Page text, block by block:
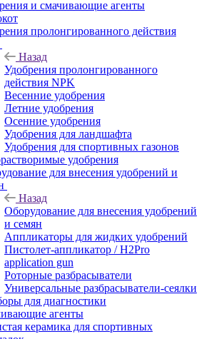
и смачивающие агенты
пролонгированного действия
Назад
Удобрения пролонгированного
действия NPK
Весенние удобрения
Летние удобрения
Осенние удобрения
Удобрения для ландшафта
Удобрения для спортивных газонов
удобрения
для внесения удобрений и
Назад
Оборудование для внесения удобрений
и семян
Аппликаторы для жидких удобрений
Пистолет-аппликатор / H2Pro
application gun
Роторные разбрасыватели
Универсальные разбрасыватели-сеялки
для диагностики
агенты
керамика для спортивных